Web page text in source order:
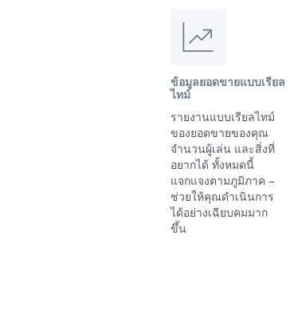
ข้อมูลยอดขายแบบเรียล
ไทม์
รายงานแบบเรียลไทม์
ของยอดขายของคุณ
จำนวนผู้เล่น และสิ่งที่
อยากได้ ทั้งหมดนี้
แจกแจงตามภูมิภาค –
ช่วยให้คุณดำเนินการ
ได้อย่างเฉียบคมมาก
ขึ้น